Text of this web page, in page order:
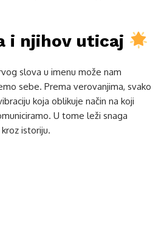
i njihov uticaj
slova u imenu može nam
sebe. Prema verovanjima, svako
koja oblikuje način na koji
U tome leži snaga
istoriju.